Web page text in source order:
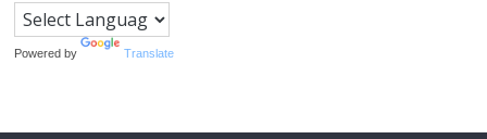
Powered by Translate